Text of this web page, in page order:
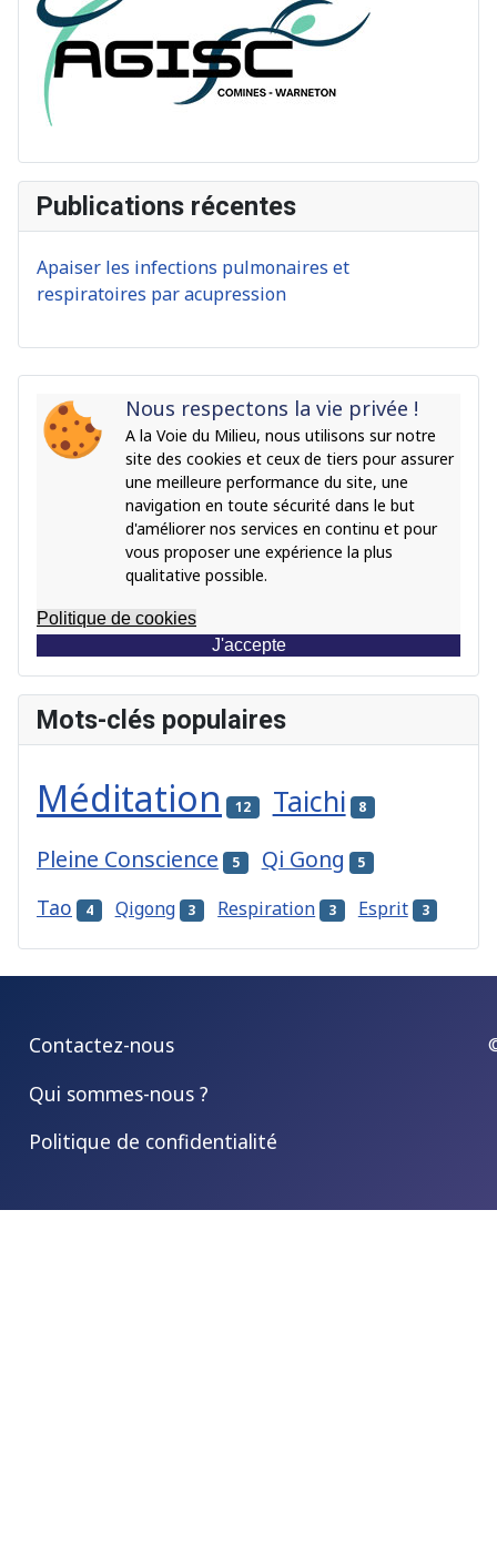
Publications récentes
Apaiser les infections pulmonaires et
respiratoires par acupression
Nous respectons la vie privée !
A la Voie du Milieu, nous utilisons sur notre
site des cookies et ceux de tiers pour assurer
une meilleure performance du site, une
navigation en toute sécurité dans le but
d'améliorer nos services en continu et pour
vous proposer une expérience la plus
qualitative possible.
Politique de cookies
J'accepte
Mots-clés populaires
Méditation 12 Taichi 8
Pleine Conscience 5 Qi Gong 5
Tao 4 Qigong 3 Respiration 3 Esprit 3
Contactez-nous
Qui sommes-nous ?
Politique de confidentialité